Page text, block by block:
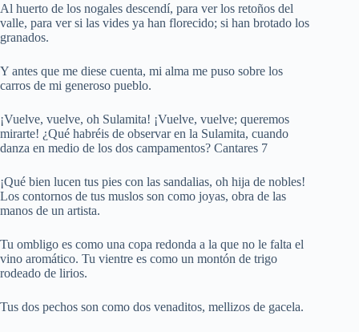
Al huerto de los nogales descendí, para ver los retoños del
valle, para ver si las vides ya han florecido; si han brotado los
granados.
Y antes que me diese cuenta, mi alma me puso sobre los
carros de mi generoso pueblo.
¡Vuelve, vuelve, oh Sulamita! ¡Vuelve, vuelve; queremos
mirarte! ¿Qué habréis de observar en la Sulamita, cuando
danza en medio de los dos campamentos? Cantares 7
¡Qué bien lucen tus pies con las sandalias, oh hija de nobles!
Los contornos de tus muslos son como joyas, obra de las
manos de un artista.
Tu ombligo es como una copa redonda a la que no le falta el
vino aromático. Tu vientre es como un montón de trigo
rodeado de lirios.
Tus dos pechos son como dos venaditos, mellizos de gacela.